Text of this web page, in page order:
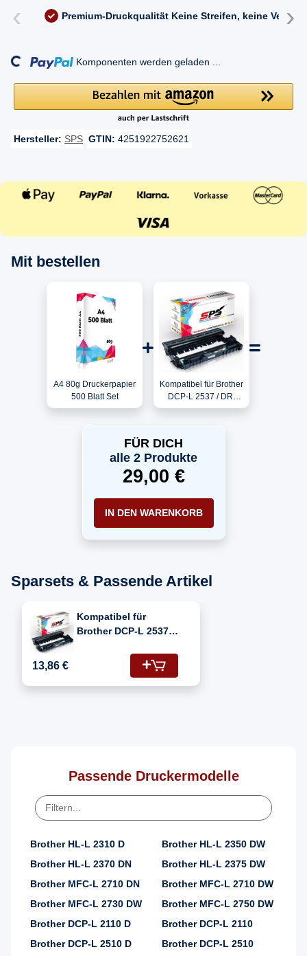
‹ Premium-Druckqualität Keine Streifen, keine ›
Komponenten werden geladen ...
Hersteller: SPS GTIN: 4251922752621
Mit bestellen
A4 80g Druckerpapier
500 Blatt Set
Kompatibel für Brother
DCP-L 2537 / DR-
2400 Trommel
FÜR DICH
alle 2 Produkte
29,00 €
IN DEN WARENKORB
Sparsets & Passende Artikel
Kompatibel für
Brother DCP-L 2537
Fotoleitertrommel
13,86 €
Passende Druckermodelle
Brother HL-L 2310 D
Brother HL-L 2350 DW
Brother HL-L 2370 DN
Brother HL-L 2375 DW
Brother MFC-L 2710 DN
Brother MFC-L 2710 DW
Brother MFC-L 2730 DW
Brother MFC-L 2750 DW
Brother DCP-L 2110 D
Brother DCP-L 2110
Brother DCP-L 2510 D
Brother DCP-L 2510